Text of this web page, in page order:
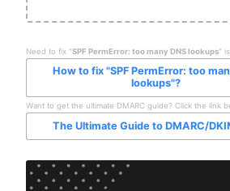
Need to fix "SPF PermError: too many DNS lookups"
How to fix "SPF PermError: too
lookups"?
Want to get the ultimate DMARC guide? Click the link
The Ultimate Guide to DMARC/